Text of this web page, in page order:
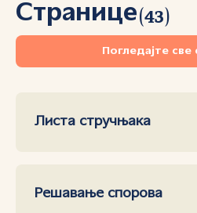
Странице(43)
Погледајте све
Листа стручњака
Решавање спорова